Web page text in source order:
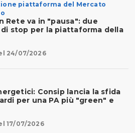
piattaforma del Mercato
Rete va in "pausa": due
stop per la piattaforma della
24/07/2026
Consip lancia la sfida
per una PA più "green" e
17/07/2026